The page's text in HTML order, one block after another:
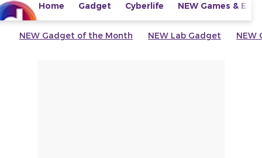
Home Gadget Cyberlife NEW Games &
NEW Gadget of the Month NEW Lab Gadget NEW